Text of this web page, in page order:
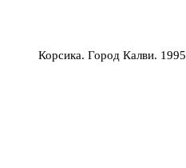
Корсика. Город Калви. 1995